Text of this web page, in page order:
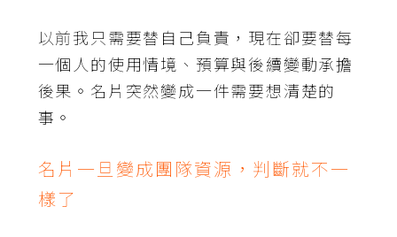
以前我只需要替自己負責，現在卻要替每
一個人的使用情境、預算與後續變動承擔
後果。名片突然變成一件需要想清楚的
事。
名片一旦變成團隊資源，判斷就不一
樣了